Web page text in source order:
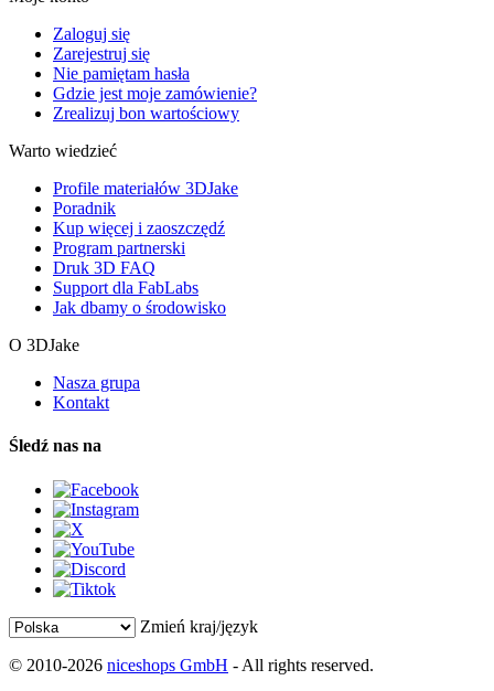
Zaloguj się
Zarejestruj się
Nie pamiętam hasła
Gdzie jest moje zamówienie?
Zrealizuj bon wartościowy
Warto wiedzieć
Profile materiałów 3DJake
Poradnik
Kup więcej i zaoszczędź
Program partnerski
Druk 3D FAQ
Support dla FabLabs
Jak dbamy o środowisko
O 3DJake
Nasza grupa
Kontakt
Śledź nas na
Zmień kraj/język
© 2010-2026 niceshops GmbH - All rights reserved.